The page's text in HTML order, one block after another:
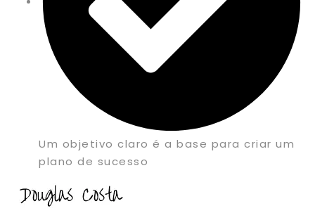
Um objetivo claro é a base para criar um
plano de sucesso